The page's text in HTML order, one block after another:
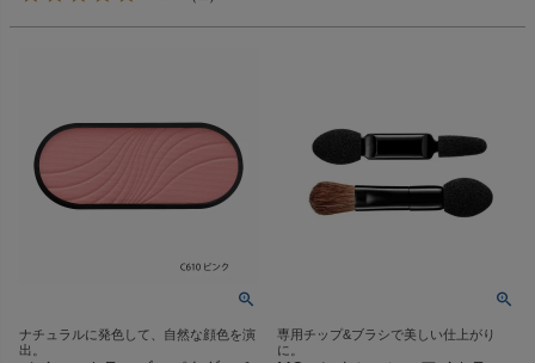
ナチュラルに発色して、自然な顔色を演
出。
専用チップ&ブラシで美しい仕上がり
に。